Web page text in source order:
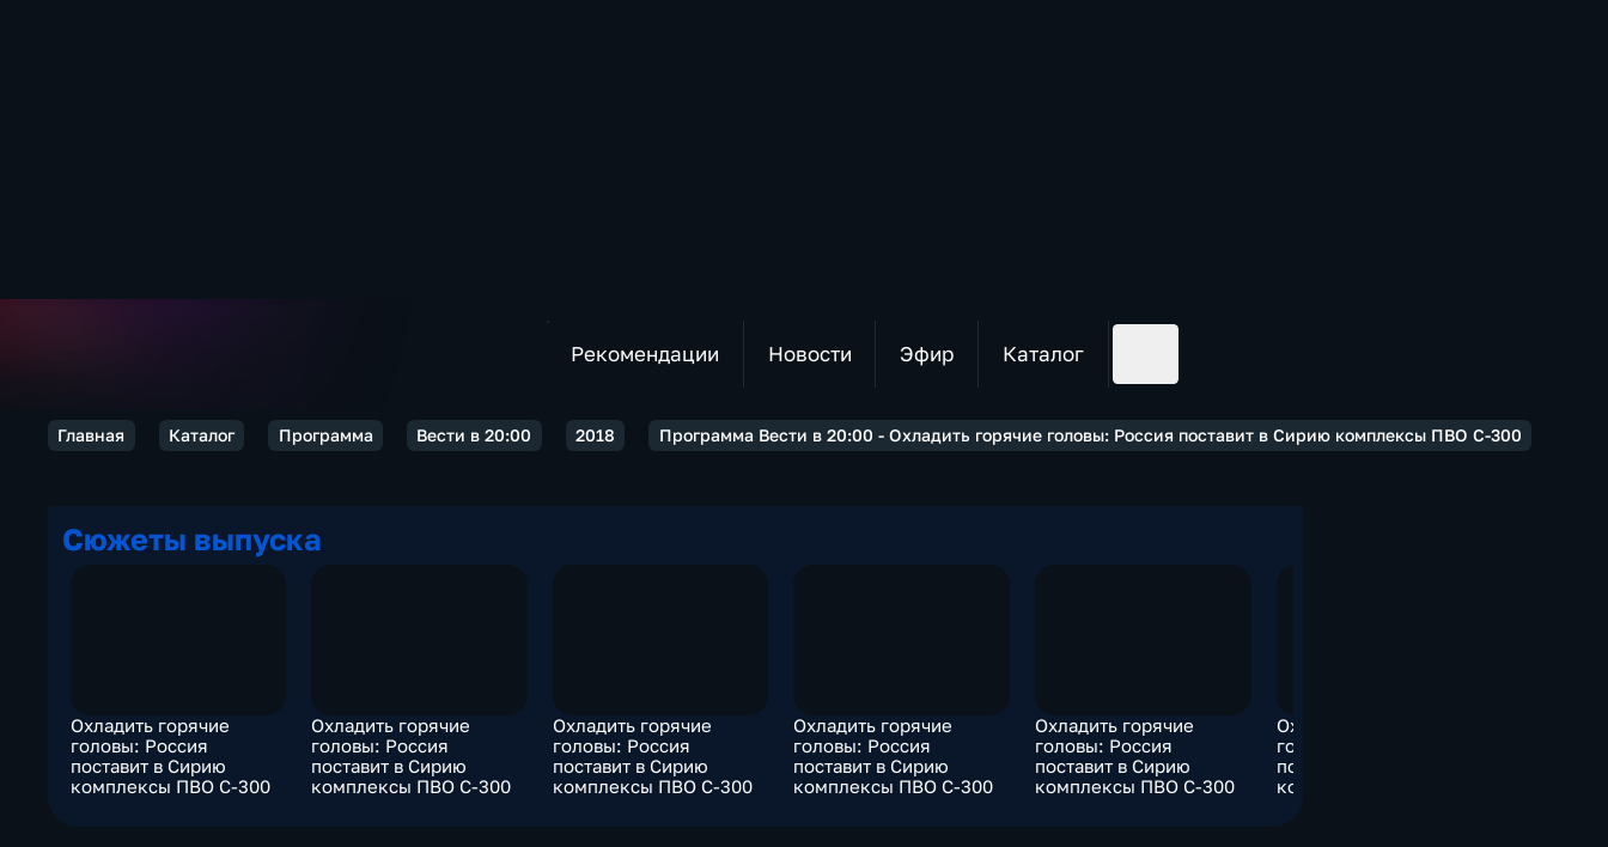
Рекомендации Новости Эфир Каталог
Главная Каталог Программа Вести в 20:00 2018 Программа Вести в 20:00 - Охладить горячие головы: Россия поставит в Сирию комплексы ПВО С-300
Сюжеты выпуска
Охладить горячие
головы: Россия
поставит в Сирию
комплексы ПВО С-300
Охладить горячие
головы: Россия
поставит в Сирию
комплексы ПВО С-300
Охладить горячие
головы: Россия
поставит в Сирию
комплексы ПВО С-300
Охладить горячие
головы: Россия
поставит в Сирию
комплексы ПВО С-300
Охладить горячие
головы: Россия
поставит в Сирию
комплексы ПВО С-300
Охладить горячие
головы: Россия
поставит в Сирию
комплексы ПВО С-300